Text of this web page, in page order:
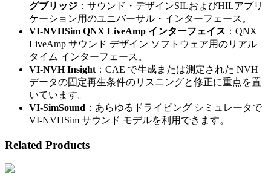
グブリッジ ：サウンド・デザインSILおよびHILアプリ
ケーション用のユニバーサル・インターフェース。
VI-NVHSim QNX LiveAmp インターフェイス ：QNX
LiveAmp サウンド デザイン ソフトウェア用のリアル
タイム インターフェース。
VI-NVH Insight ：CAE で生成または測定された NVH
データの固定再生条件のリスニングと修正に重点を置
いています。
VI-SimSound ：あらゆるドライビング シミュレータで
VI-NVHSim サウンド モデルを利用できます。
Related Products